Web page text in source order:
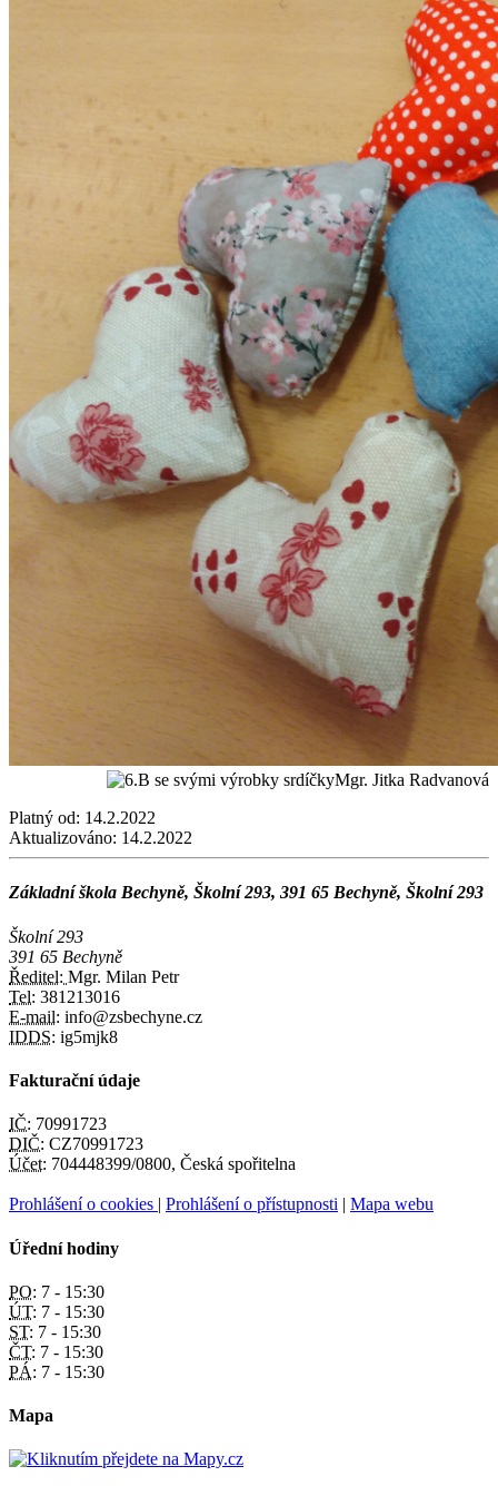
Mgr. Jitka Radvanová
Platný od: 14.2.2022
Aktualizováno: 14.2.2022
Základní škola Bechyně, Školní 293, 391 65 Bechyně, Školní 293
Školní 293
391 65 Bechyně
Ředitel: Mgr. Milan Petr
Tel: 381213016
E-mail: info@zsbechyne.cz
IDDS: ig5mjk8
Fakturační údaje
IČ: 70991723
DIČ: CZ70991723
Účet: 704448399/0800, Česká spořitelna
Prohlášení o cookies | Prohlášení o přístupnosti | Mapa webu
Úřední hodiny
PO: 7 - 15:30
ÚT: 7 - 15:30
ST: 7 - 15:30
ČT: 7 - 15:30
PÁ: 7 - 15:30
Mapa